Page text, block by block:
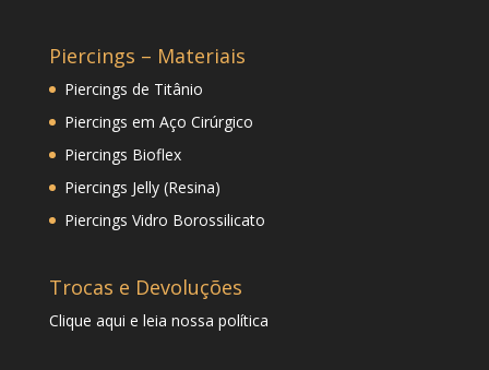
Piercings – Materiais
Piercings de Titânio
Piercings em Aço Cirúrgico
Piercings Bioflex
Piercings Jelly (Resina)
Piercings Vidro Borossilicato
Trocas e Devoluções
Clique aqui e leia nossa política